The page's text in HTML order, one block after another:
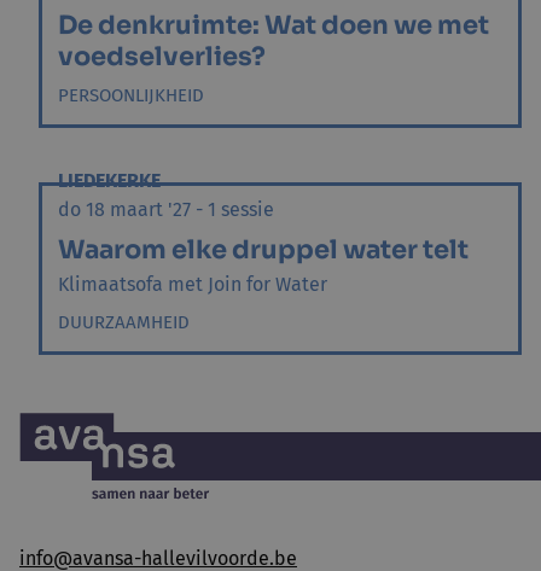
De denkruimte: Wat doen we met
voedselverlies?
PERSOONLIJKHEID
LIEDEKERKE
do 18 maart '27 - 1 sessie
Waarom elke druppel water telt
Klimaatsofa met Join for Water
DUURZAAMHEID
info@avansa-hallevilvoorde.be